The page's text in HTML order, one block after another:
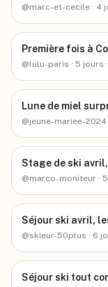
@marc-et-cecile · 4
Première fois à
@lulu-paris · 5 jours
Lune de miel
@jeune-mariee-2024
Stage de ski
@marco-moniteur ·
Séjour ski avril,
@skieur-50plus · 6
Séjour ski tout